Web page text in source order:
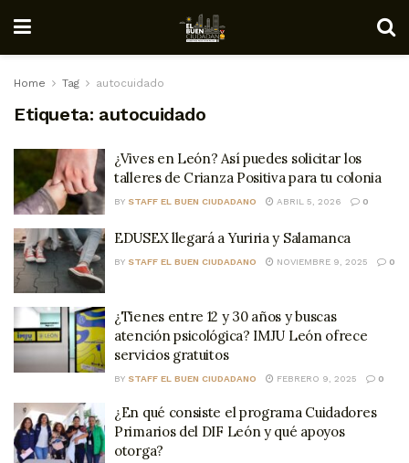
Home Tag autocuidado
Etiqueta: autocuidado
¿Vives en León? Así puedes solicitar los
talleres de Crianza Positiva para tu colonia
BY STAFF EL BUEN CIUDADANO ABRIL 5, 2026 0
EDUSEX llegará a Yuriria y Salamanca
BY STAFF EL BUEN CIUDADANO NOVIEMBRE 9, 2025 0
¿Tienes entre 12 y 30 años y buscas
atención psicológica? IMJU León ofrece
servicios gratuitos
BY STAFF EL BUEN CIUDADANO FEBRERO 9, 2025 0
¿En qué consiste el programa Cuidadores
Primarios del DIF León y qué apoyos
otorga?